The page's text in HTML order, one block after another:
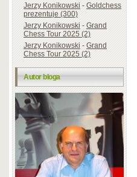
Jerzy Konikowski-Goldchess
prezentuje (300)
Jerzy Konikowski-Grand
Chess Tour 2025 (2)
Jerzy Konikowski-Grand
Chess Tour 2025 (2)
Autor bloga